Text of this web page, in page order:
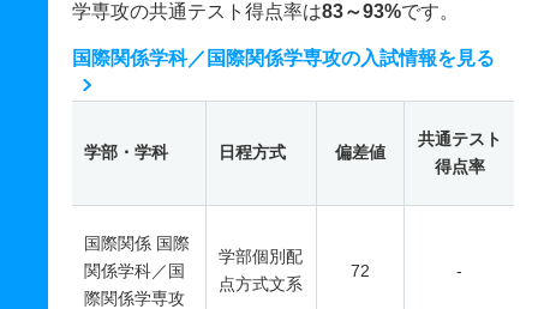
学専攻の共通テスト得点率は83～93%です。
国際関係学科／国際関係学専攻の入試情報を見る
学部・学科 日程方式 偏差値
共通テスト
得点率
国際関係 国際
関係学科／国
際関係学専攻
学部個別配
点方式文系
72 -